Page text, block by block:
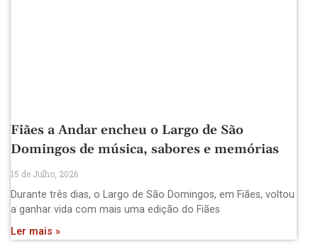
Fiães a Andar encheu o Largo de São
Domingos de música, sabores e memórias
15 de Julho, 2026
Durante três dias, o Largo de São Domingos, em Fiães, voltou
a ganhar vida com mais uma edição do Fiães
Ler mais »